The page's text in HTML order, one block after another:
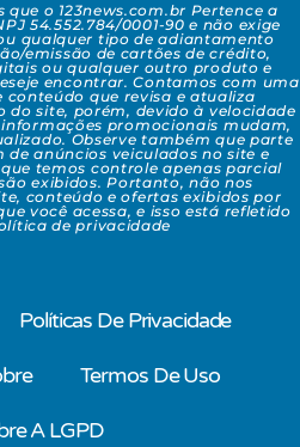
que o 123news.com.br Pertence a
54.552.784/0001-90 e não exige
qualquer tipo de adiantamento
emissão de cartões de crédito,
ou qualquer outro produto e
encontrar. Contamos com uma
conteúdo que revisa e atualiza
do site, porém, devido à velocidade
promocionais mudam,
Observe também que parte
de anúncios veiculados no site e
temos controle apenas parcial
exibidos. Portanto, não nos
conteúdo e ofertas exibidos por
você acessa, e isso está refletido
de privacidade
Políticas De Privacidade
Termos De Uso
A LGPD